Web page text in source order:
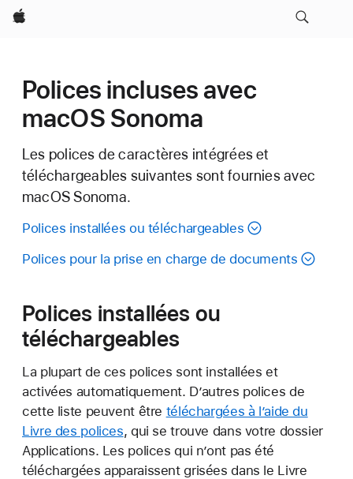
Apple
Polices incluses avec
macOS Sonoma
Les polices de caractères intégrées et
téléchargeables suivantes sont fournies avec
macOS Sonoma.
Polices installées ou téléchargeables
Polices pour la prise en charge de documents
Polices installées ou
téléchargeables
La plupart de ces polices sont installées et
activées automatiquement. D’autres polices de
cette liste peuvent être téléchargées à l’aide du
Livre des polices, qui se trouve dans votre dossier
Applications. Les polices qui n’ont pas été
téléchargées apparaissent grisées dans le Livre